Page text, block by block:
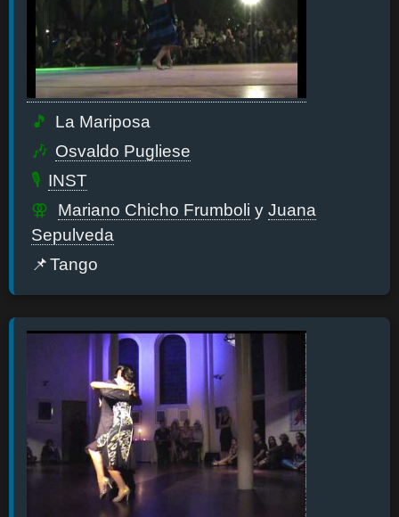
La Mariposa
Osvaldo Pugliese
INST
Mariano Chicho Frumboli y Juana
Sepulveda
Tango